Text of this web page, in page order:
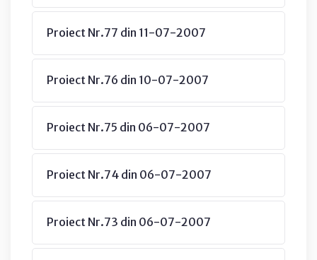
Proiect Nr.77 din 11-07-2007
Proiect Nr.76 din 10-07-2007
Proiect Nr.75 din 06-07-2007
Proiect Nr.74 din 06-07-2007
Proiect Nr.73 din 06-07-2007